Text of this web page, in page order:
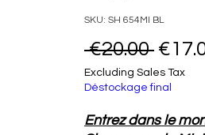
SKU: SH 654MI BL
€20.00
Excluding Sales Tax
Déstockage final
Entrez dans le